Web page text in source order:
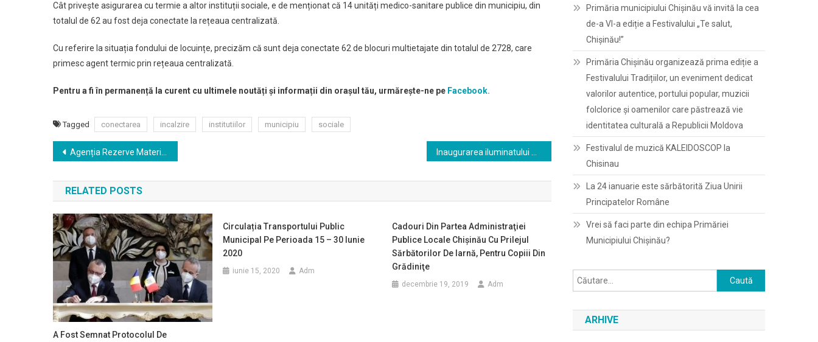
Cât privește asigurarea cu termie a altor instituții sociale, e de menționat că 14 unități medico-sanitare publice din municipiu, din
totalul de 62 au fost deja conectate la rețeaua centralizată.
Cu referire la situația fondului de locuințe, precizăm că sunt deja conectate 62 de blocuri multietajate din totalul de 2728, care
primesc agent termic prin rețeaua centralizată.
Pentru a fi în permanență la curent cu ultimele noutăți și informații din orașul tău, urmărește-ne pe Facebook.
Tagged conectarea incalzire institutiilor municipiu sociale
Navigare
în
articole
Agenția Rezerve Materiale propune spre realizare bunuri din rezervele materiale de stat
RELATED POSTS
A Fost Semnat Protocolul De
Circulația Transportului Public
Municipal Pe Perioada 15 – 30 Iunie
2020
iunie 15, 2020 Adm
Cadouri Din Partea Administraţiei
Publice Locale Chişinău Cu Prilejul
Sărbătorilor De Iarnă, Pentru Copiii Din
Grădiniţe
decembrie 19, 2019 Adm
Primăria municipiului Chișinău vă invită la cea
de-a VI-a ediție a Festivalului „Te salut,
Chișinău!”
Primăria Chișinău organizează prima ediție a
Festivalului Tradițiilor, un eveniment dedicat
valorilor autentice, portului popular, muzicii
folclorice și oamenilor care păstrează vie
identitatea culturală a Republicii Moldova
Festivalul de muzică KALEIDOSCOP la
Chisinau
La 24 ianuarie este sărbătorită Ziua Unirii
Principatelor Române
Vrei să faci parte din echipa Primăriei
Municipiului Chișinău?
Caută
după:
ARHIVE